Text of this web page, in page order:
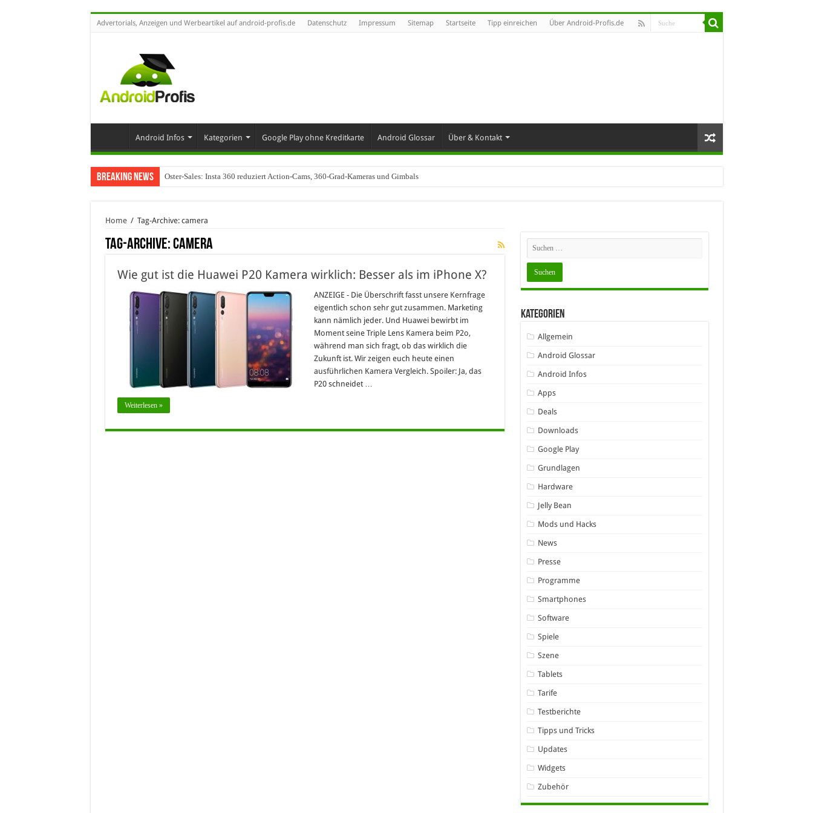
Advertorials, Anzeigen und Werbeartikel auf android-profis.de Datenschutz Impressum Sitemap Startseite Tipp einreichen Über Android-Profis.de
Android Infos Kategorien Google Play ohne Kreditkarte Android Glossar Über & Kontakt
Breaking News Oster-Sales: Insta 360 reduziert Action-Cams, 360-Grad-Kameras und Gimbals
Home / Tag-Archive: camera
Tag-Archive:camera
Wie gut ist die Huawei P20 Kamera wirklich: Besser als im iPhone X?
ANZEIGE - Die Überschrift fasst unsere Kernfrage
eigentlich schon sehr gut zusammen. Marketing
kann nämlich jeder. Und Huawei bewirbt im
Moment seine Triple Lens Kamera beim P2o,
während man sich fragt, ob das wirklich die
Zukunft ist. Wir zeigen euch heute einen
ausführlichen Kamera Vergleich. Spoiler: Ja, das
P20 schneidet …
Weiterlesen »
Kategorien
Allgemein
Android Glossar
Android Infos
Apps
Deals
Downloads
Google Play
Grundlagen
Hardware
Jelly Bean
Mods und Hacks
News
Presse
Programme
Smartphones
Software
Spiele
Szene
Tablets
Tarife
Testberichte
Tipps und Tricks
Updates
Widgets
Zubehör